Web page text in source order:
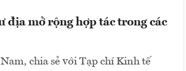
địa mở rộng hợp tác trong các
chia sẻ với Tạp chí Kinh tế